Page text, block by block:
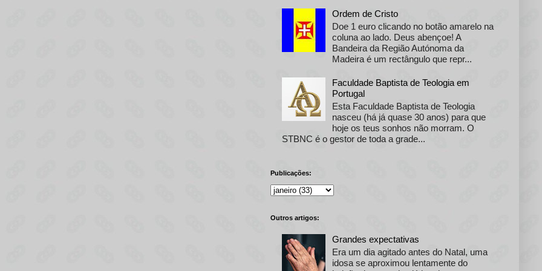
Ordem de Cristo
Doe 1 euro clicando no botão amarelo na
coluna ao lado. Deus abençoe! A
Bandeira da Região Autónoma da
Madeira é um rectângulo que repr...
Faculdade Baptista de Teologia em
Portugal
Esta Faculdade Baptista de Teologia
nasceu (há já quase 30 anos) para que
hoje os teus sonhos não morram. O
STBNC é o gestor de toda a grade...
Publicações:
Outros artigos:
Grandes expectativas
Era um dia agitado antes do Natal, uma
idosa se aproximou lentamente do